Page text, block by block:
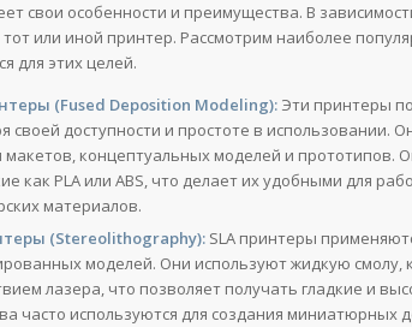
свои особенности и преимущества. В
или иной принтер. Рассмотрим наиболее
для этих целей.
(Fused Deposition Modeling): Эти принтеры
своей доступности и простоте в использовании.
макетов, концептуальных моделей и прототипов.
как PLA или ABS, что делает их удобными для
материалов.
(Stereolithography): SLA принтеры
моделей. Они используют жидкую смолу,
лазера, что позволяет получать гладкие и
часто используются для создания